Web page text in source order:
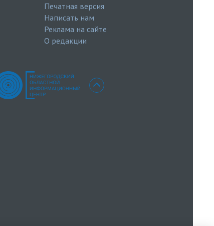
Печатная версия
Написать нам
Реклама на сайте
О редакции